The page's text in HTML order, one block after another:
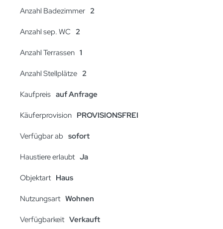
Anzahl Badezimmer 2
Anzahl sep. WC 2
Anzahl Terrassen 1
Anzahl Stellplätze 2
Kaufpreis auf Anfrage
Käuferprovision PROVISIONSFREI
Verfügbar ab sofort
Haustiere erlaubt Ja
Objektart Haus
Nutzungsart Wohnen
Verfügbarkeit Verkauft